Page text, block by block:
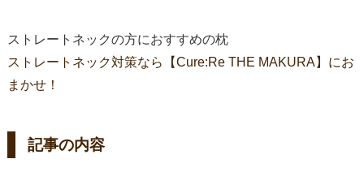
ストレートネックの方におすすめの枕
ストレートネック対策なら【Cure:Re THE MAKURA】にお
まかせ！
記事の内容